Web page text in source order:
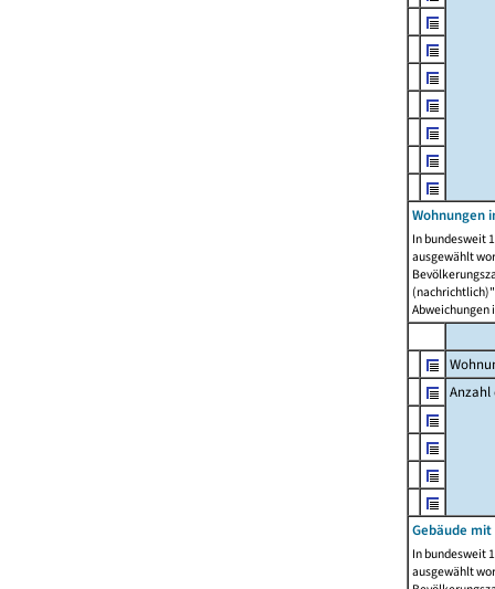
Wohnungen
In bundesweit
ausgewählt
Abweichungen
Anzahl
Gebäude
In bundesweit
ausgewählt